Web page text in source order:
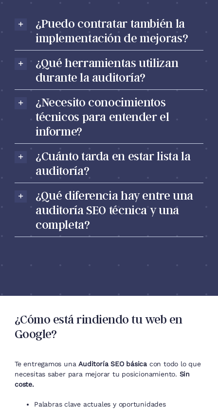
¿Puedo contratar también la
implementación de mejoras?
¿Qué herramientas utilizan
durante la auditoría?
¿Necesito conocimientos
técnicos para entender el
informe?
¿Cuánto tarda en estar lista la
auditoría?
¿Qué diferencia hay entre una
auditoría SEO técnica y una
completa?
¿Cómo está rindiendo tu web en
Google?
Te entregamos unaAuditoría SEO básica con todo lo que
necesitas saber para mejorar tu posicionamiento. Sin
coste.
Palabras clave actuales y oportunidades